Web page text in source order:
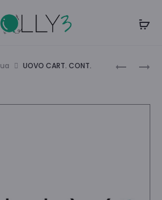
i
ALBERO
FELTRO
BUSTINA
UOVO CART. CONT.